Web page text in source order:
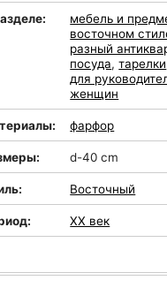
мебель и
восточном
разный
посуда,тарелки
для
женщин
фарфор
d-40 cm
Восточный
XX век